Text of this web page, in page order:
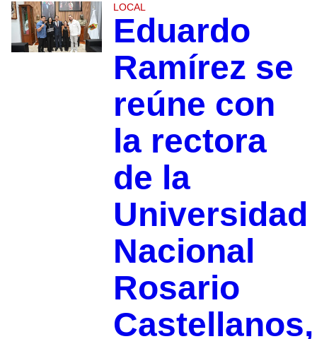
LOCAL
Eduardo
Ramírez se
reúne con
la rectora
de la
Universidad
Nacional
Rosario
Castellanos,